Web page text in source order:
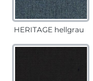
HERITAGE hellgrau